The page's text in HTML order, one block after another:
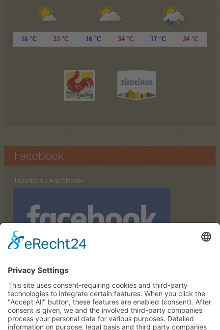
16 °C 33 °C 16 °C 34 °C 17 °C 34 °C
Facebook
Trovaci su Facebook